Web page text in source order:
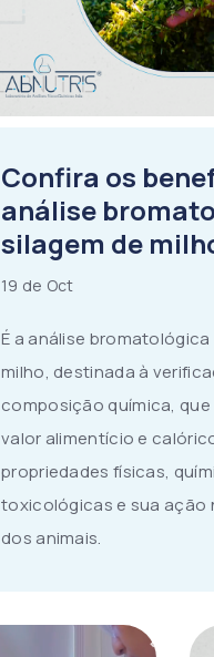
Confira os
análise
silagem de
19 de Oct
É a análise bromatológica
milho, destinada à
composição química,
valor alimentício e
propriedades físicas,
toxicológicas e sua ação
dos animais.